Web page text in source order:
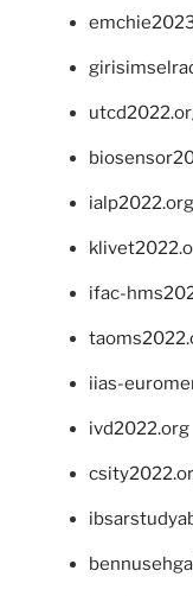
ialp2022.org
ifac-
iias-
ivd2022.org